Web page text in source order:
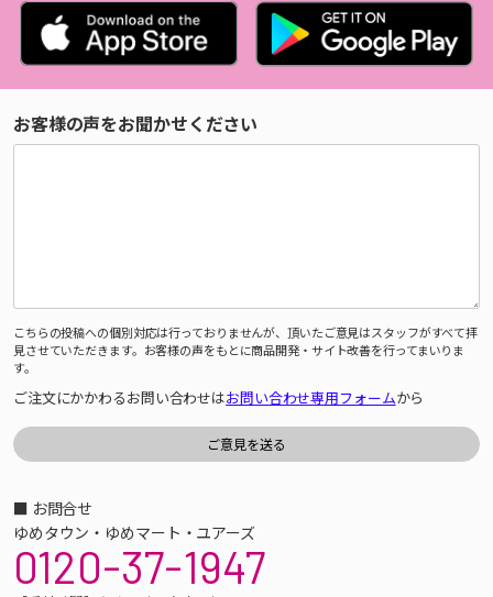
お客様の声をお聞かせください
こちらの投稿への個別対応は行っておりませんが、頂いたご意見はスタッフがすべて拝
見させていただきます。お客様の声をもとに商品開発・サイト改善を行ってまいりま
す。
ご注文にかかわるお問い合わせはお問い合わせ専用フォームから
■ お問合せ
ゆめタウン・ゆめマート・ユアーズ
0120-37-1947